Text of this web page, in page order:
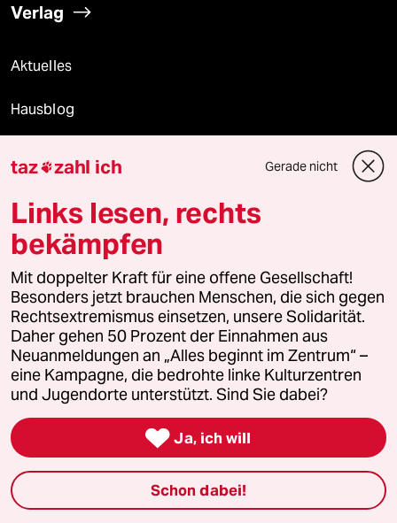
Verlag
Aktuelles
Hausblog
Presse
Unterstützen
abo
genossenschaft
taz zahl ich
recherchefonds ausland
taz zahl ich Gerade nicht
Links lesen, rechts
bekämpfen
Mit doppelter Kraft für eine offene Gesellschaft!
Besonders jetzt brauchen Menschen, die sich gegen
Rechtsextremismus einsetzen, unsere Solidarität.
Daher gehen 50 Prozent der Einnahmen aus
Neuanmeldungen an „Alles beginnt im Zentrum“ –
eine Kampagne, die bedrohte linke Kulturzentren
und Jugendorte unterstützt. Sind Sie dabei?
 Ja, ich will
Schon dabei!